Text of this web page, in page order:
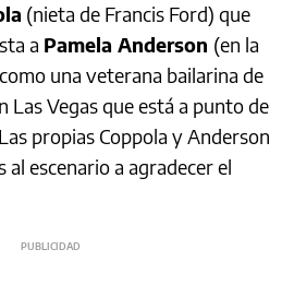
(nieta de Francis Ford) que
a Pamela Anderson (en la
una veterana bailarina de
Las Vegas que está a punto de
propias Coppola y Anderson
escenario a agradecer el